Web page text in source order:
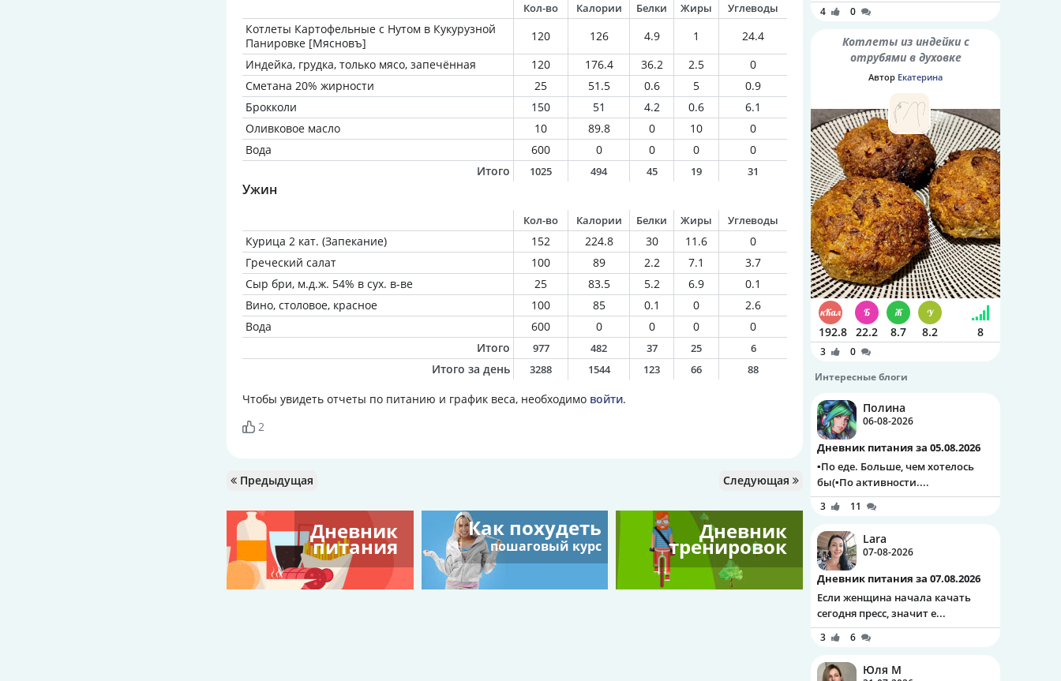
Кол-во Калории Белки Жиры Углеводы
Котлеты Картофельные с Нутом в Кукурузной
Панировке [Мясновъ]
120 126 4.9 1
24.4
Индейка, грудка, только мясо, запечённая
120 176.4 36.2 2.5
0
Сметана 20% жирности
25 51.5 0.6 5
0.9
Брокколи
150 51 4.2 0.6
6.1
Оливковое масло
10 89.8 0 10
0
Вода
600 0 0 0
0
Итого
1025 494 45 19 31
Ужин
Кол-во Калории Белки Жиры Углеводы
Курица 2 кат. (Запекание) 152 224.8 30 11.6
0
Греческий салат
100 89 2.2 7.1
3.7
Сыр бри, м.д.ж. 54% в сух. в-ве
25 83.5 5.2 6.9
0.1
Вино, столовое, красное
100 85 0.1 0
2.6
Вода
600 0 0 0
0
Итого
977 482 37 25 6
Итого за день 3288 1544 123 66 88
Чтобы увидеть отчеты по питанию и график веса, необходимо войти.
2
Предыдущая Следующая
Дневник
питания
Как похудеть
пошаговый курс
Дневник
тренировок
4 0
Котлеты из индейки с
отрубями в духовке
Автор Екатерина
192.8 22.2 8.7 8.2 8
3
0
Интересные блоги
Полина
06-08-2026
Дневник питания за 05.08.2026
▪️По еде. Больше, чем хотелось
бы(▪️По активности....
3 11
Lara
07-08-2026
Дневник питания за 07.08.2026
Если женщина начала качать
сегодня пресс, значит е...
3 6
Юля М